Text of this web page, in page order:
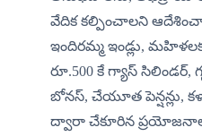
వేదిక కల్పించాలని
ఇందిరమ్మ ఇండ్లు,
రూ.500 కే గ్యాస్ సిలిండర్,
బోనస్, చేయూత పెన్షన్లు,
ద్వారా చేకూరిన